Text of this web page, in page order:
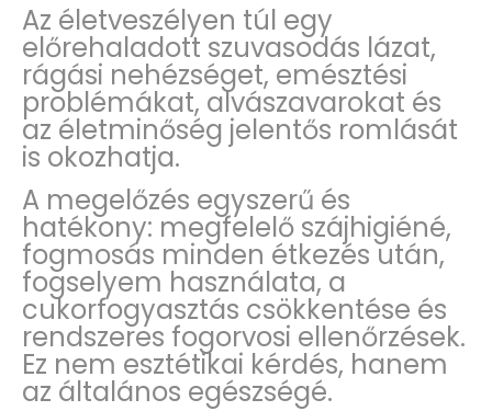
Az életveszélyen túl egy
előrehaladott szuvasodás lázat,
rágási nehézséget, emésztési
problémákat, alvászavarokat és
az életminőség jelentős romlását
is okozhatja.
A megelőzés egyszerű és
hatékony: megfelelő szájhigiéné,
fogmosás minden étkezés után,
fogselyem használata, a
cukorfogyasztás csökkentése és
rendszeres fogorvosi ellenőrzések.
Ez nem esztétikai kérdés, hanem
az általános egészségé.